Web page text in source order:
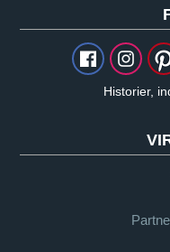
Historier,